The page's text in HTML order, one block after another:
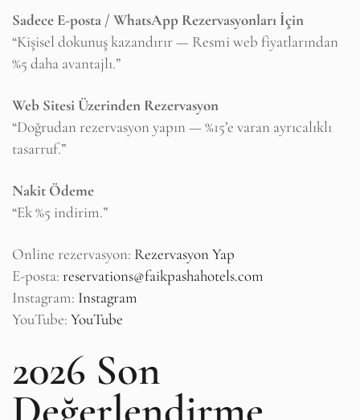
Sadece E-posta / WhatsApp Rezervasyonları İçin
“Kişisel dokunuş kazandırır — Resmi web fiyatlarından
%5 daha avantajlı.”
Web Sitesi Üzerinden Rezervasyon
“Doğrudan rezervasyon yapın — %15’e varan ayrıcalıklı
tasarruf.”
Nakit Ödeme
“Ek %5 indirim.”
Online rezervasyon: Rezervasyon Yap
E-posta: reservations@faikpashahotels.com
Instagram: Instagram
YouTube: YouTube
2026 Son